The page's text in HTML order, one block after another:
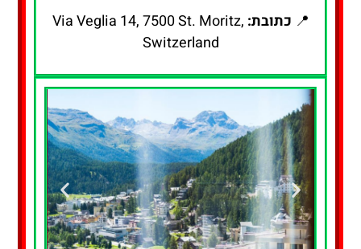
📍 כתובת: Via Veglia 14, 7500 St. Moritz,
Switzerland